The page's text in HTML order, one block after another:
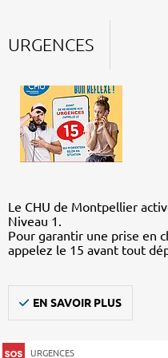
URGENCES
Le CHU de Montpellier
Niveau 1.
Pour garantir une prise en
appelez le 15 avant tout
EN SAVOIR PLUS
URGENCES